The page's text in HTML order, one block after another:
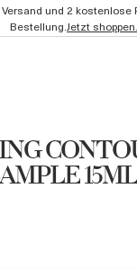
und 2 kostenlose
Bestellung.Jetzt shoppen.
15ML